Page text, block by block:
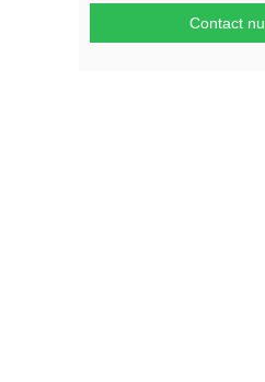
Contact nu